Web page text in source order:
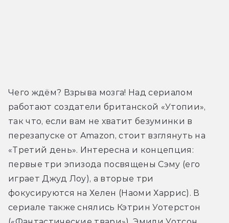
Чего ждём? Взрыва мозга! Над сериалом
работают создатели британской «Утопии»,
так что, если вам не хватит безуминки в
перезапуске от Amazon, стоит взглянуть на
«Третий день». Интересна и концепция:
первые три эпизода посвящены Сэму (его
играет Джуд Лоу), а вторые три
фокусируются на Хелен (Наоми Харрис). В
сериале также снялись Кэтрин Уотерстон